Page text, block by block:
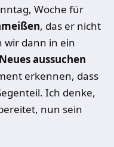
Woche für
, das er nicht
wir dann in ein
aussuchen
erkennen, dass
Ich denke,
nun sein